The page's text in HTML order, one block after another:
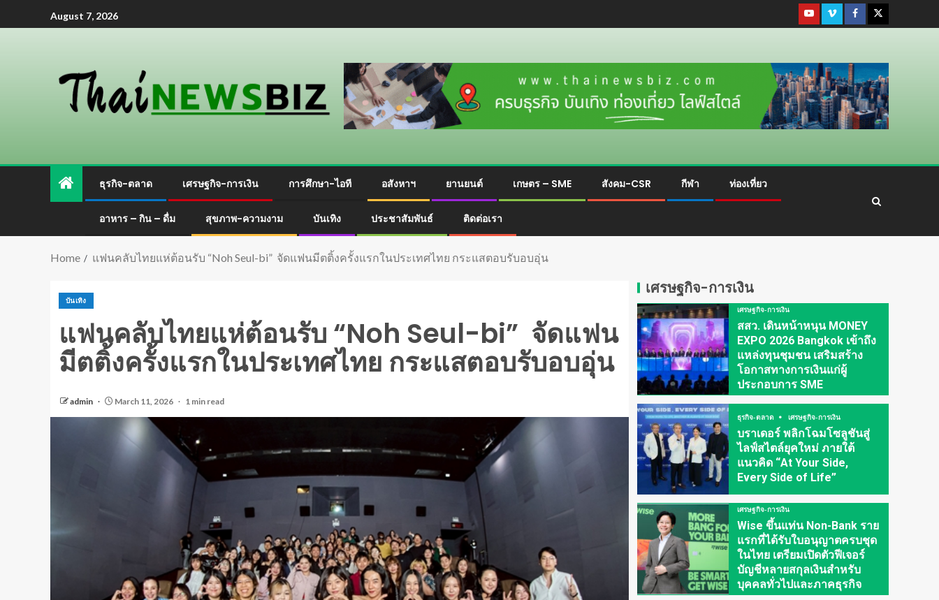
August 7, 2026
ธุรกิจ-ตลาด เศรษฐกิจ-การเงิน การศึกษา-ไอที อสังหาฯ ยานยนต์ เกษตร – SME สังคม-CSR กีฬา ท่องเที่ยว
อาหาร – กิน – ดื่ม สุขภาพ-ความงาม บันเทิง ประชาสัมพันธ์ ติดต่อเรา
Home แฟนคลับไทยแห่ต้อนรับ “Noh Seul-bi” จัดแฟนมีตติ้งครั้งแรกในประเทศไทย กระแสตอบรับอบอุ่น
บันเทิง
แฟนคลับไทยแห่ต้อนรับ “Noh Seul-bi” จัดแฟน
มีตติ้งครั้งแรกในประเทศไทย กระแสตอบรับอบอุ่น
admin March 11, 2026 1 min read
เศรษฐกิจ-การเงิน
เศรษฐกิจ-การเงิน
สสว. เดินหน้าหนุน MONEY
EXPO 2026 Bangkok เข้าถึง
แหล่งทุนชุมชน เสริมสร้าง
โอกาสทางการเงินแก่ผู้
ประกอบการ SME
ธุรกิจ-ตลาด เศรษฐกิจ-การเงิน
บราเดอร์ พลิกโฉมโซลูชันสู่
ไลฟ์สไตล์ยุคใหม่ ภายใต้
แนวคิด “At Your Side,
Every Side of Life”
เศรษฐกิจ-การเงิน
Wise ขึ้นแท่น Non-Bank ราย
แรกที่ได้รับใบอนุญาตครบชุด
ในไทย เตรียมเปิดตัวฟีเจอร์
บัญชีหลายสกุลเงินสำหรับ
บุคคลทั่วไปและภาคธุรกิจ